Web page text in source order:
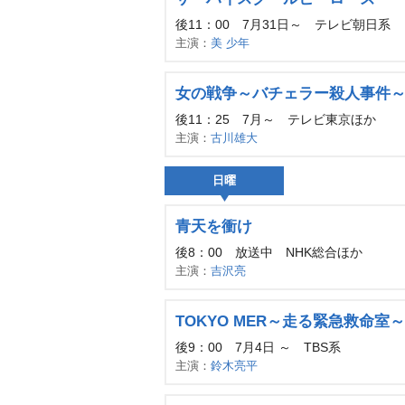
後11：00 7月31日～ テレビ朝日系
主演： 美 少年
女の戦争～バチェラー殺人事件～
後11：25 7月～ テレビ東京ほか
主演： 古川雄大
日曜
青天を衝け
後8：00 放送中 NHK総合ほか
主演： 吉沢亮
TOKYO MER～走る緊急救命室～
後9：00 7月4日 ～ TBS系
主演： 鈴木亮平